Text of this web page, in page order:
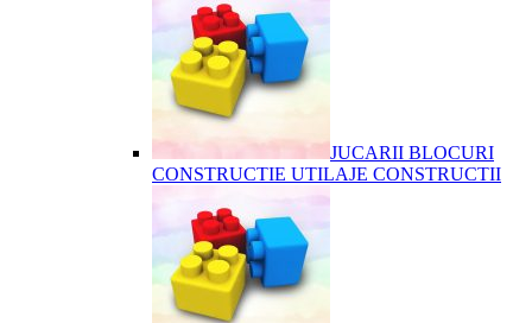
JUCARII BLOCURI
CONSTRUCTIE UTILAJE CONSTRUCTII